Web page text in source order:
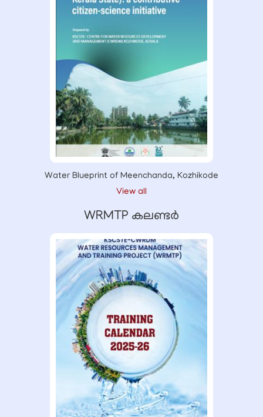
Water Blueprint of Meenchanda, Kozhikode
View all
WRMTP കലണ്ടർ